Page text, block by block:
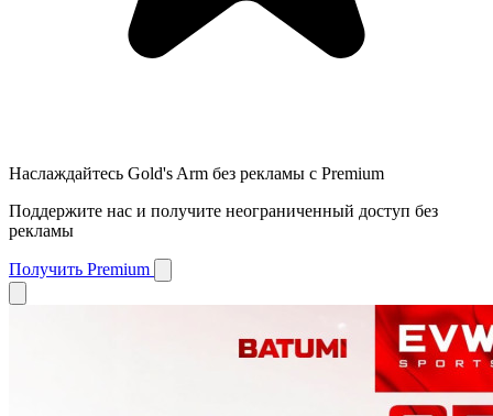
Наслаждайтесь Gold's Arm без рекламы с Premium
Поддержите нас и получите неограниченный доступ без
рекламы
Получить Premium